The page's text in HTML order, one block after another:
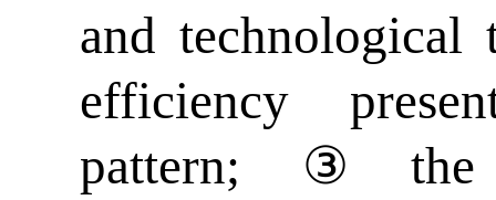
and technological
efficiency